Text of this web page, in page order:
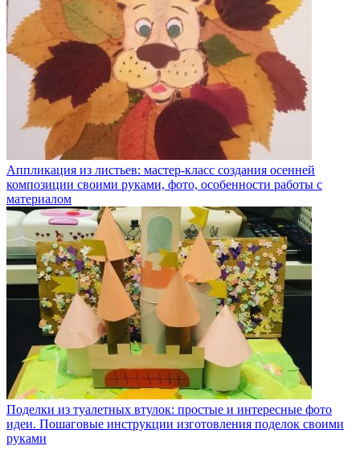
Аппликация из листьев: мастер-класс создания осенней
композиции своими руками, фото, особенности работы с
материалом
Поделки из туалетных втулок: простые и интересные фото
идеи. Пошаговые инструкции изготовления поделок своими
руками